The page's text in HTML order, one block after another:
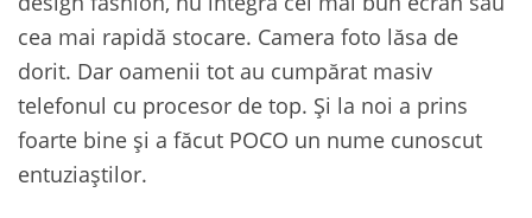
cea mai rapidă stocare. Camera foto lăsa de
dorit. Dar oamenii tot au cumpărat masiv
telefonul cu procesor de top. Și la noi a prins
foarte bine și a făcut POCO un nume cunoscut
entuziaștilor.